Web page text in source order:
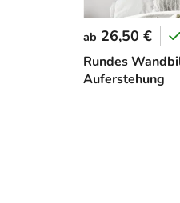
Rundes
Auferstehung
ab 26,50 €